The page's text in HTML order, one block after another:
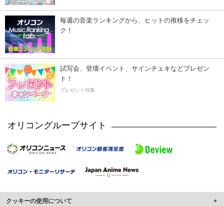
毎週の音楽ランキングから、ヒットの推移をチェッ
ク！
試写会、登壇イベント、サインチェキなどプレゼン
ト！
プレゼント特集
オリコングループサイト
クッキーの使用について